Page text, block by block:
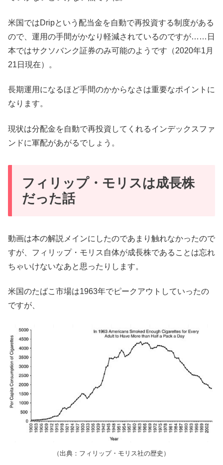
米国ではDripという配当金を自動で再投資する制度がある
ので、運用の手間がかなり軽減されているのですが……日
本ではサクソバンク証券のみ可能のようです（2020年1月
21日現在）。
長期運用になるほど手間のかからなさは重要なポイントに
なります。
現状は分配金を自動で再投資してくれるインデックスファ
ンドに軍配があがるでしょう。
フィリップ・モリスは成長株
だった話
動画は本の解説メインにしたのであまり触れなかったので
すが、フィリップ・モリス自体が成長株であることは忘れ
ちゃいけないなあと思ったりします。
米国のたばこ市場は1963年でピークアウトしていったの
ですが、
（出典：フィリップ・モリス社の歴史）